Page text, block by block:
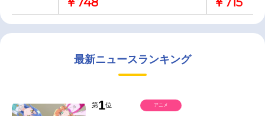
最新ニュースランキング
第1位 アニメ